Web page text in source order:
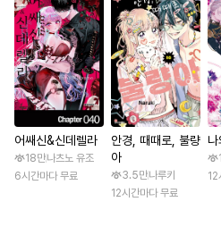
어쌔신&신데렐라
18만나츠노 유조
6시간마다 무료
안경, 때때로, 불량
아
3.5만나루키
12시간마다 무료
12